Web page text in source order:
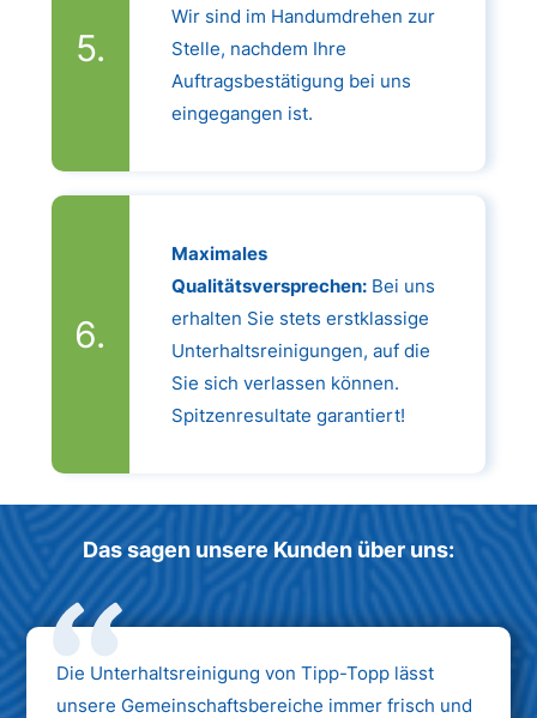
Wir sind im Handumdrehen zur
Stelle, nachdem Ihre
Auftragsbestätigung bei uns
eingegangen ist.
Maximales
Qualitätsversprechen:Bei uns
erhalten Sie stets erstklassige
Unterhaltsreinigungen, auf die
Sie sich verlassen können.
Spitzenresultate garantiert!
Das sagen unsere Kunden über uns:
Die Unterhaltsreinigung von Tipp-Topp lässt
unsere Gemeinschaftsbereiche immer frisch und